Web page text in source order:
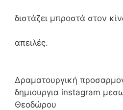
διστάζει μπροστά στον
απειλές.
Δραματουργική
δημιουργια instagram
Θεοδώρου